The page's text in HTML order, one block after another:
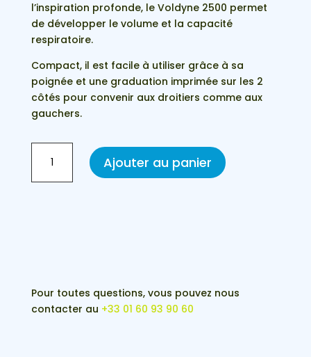
l’inspiration profonde, le Voldyne 2500 permet
de développer le volume et la capacité
respiratoire.
Compact, il est facile à utiliser grâce à sa
poignée et une graduation imprimée sur les 2
côtés pour convenir aux droitiers comme aux
gauchers.
Spiromètre
Ajouter au panier
Pour toutes questions, vous pouvez nous
contacter au +33 01 60 93 90 60